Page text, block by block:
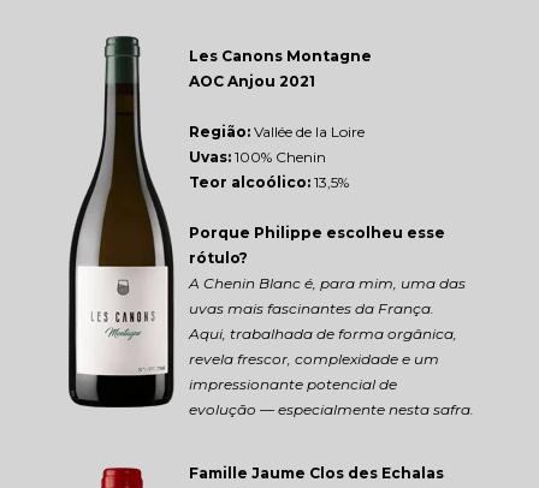
Les Canons Montagne
AOC Anjou 2021
Região: Vallée de la Loire
Uvas: 100% Chenin
Teor alcoólico: 13,5%
Porque Philippe escolheu esse
rótulo?
A Chenin Blanc é, para mim, uma das
uvas mais fascinantes da França.
Aqui, trabalhada de forma orgânica,
revela frescor, complexidade e um
impressionante potencial de
evolução — especialmente nesta safra.
Famille Jaume Clos des Echalas